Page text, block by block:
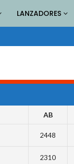
LANZADORES
AB
2448
2310